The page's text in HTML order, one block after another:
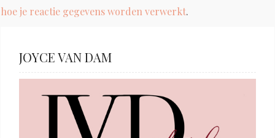
hoe je reactie gegevens worden verwerkt.
JOYCE VAN DAM